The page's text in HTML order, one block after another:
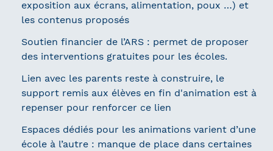
exposition aux écrans, alimentation, poux …) et
les contenus proposés
Soutien financier de l’ARS : permet de proposer
des interventions gratuites pour les écoles.
Lien avec les parents reste à construire, le
support remis aux élèves en fin d'animation est à
repenser pour renforcer ce lien
Espaces dédiés pour les animations varient d’une
école à l’autre : manque de place dans certaines